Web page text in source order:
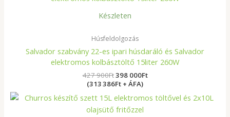
Készleten
Húsfeldolgozás
Salvador szabvány 22-es ipari húsdaráló és Salvador
elektromos kolbásztöltő 15liter 260W
427 900Ft
900Ft.
398 000Ft
(313 386Ft + ÁFA)